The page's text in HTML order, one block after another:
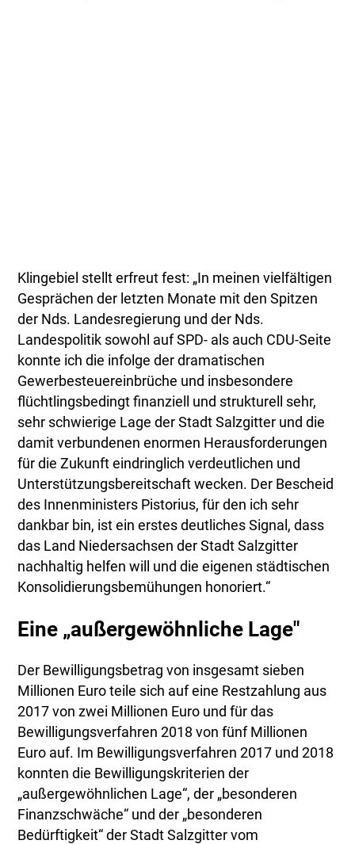
Klingebiel stellt erfreut fest: „In meinen vielfältigen
Gesprächen der letzten Monate mit den Spitzen
der Nds. Landesregierung und der Nds.
Landespolitik sowohl auf SPD- als auch CDU-Seite
konnte ich die infolge der dramatischen
Gewerbesteuereinbrüche und insbesondere
flüchtlingsbedingt finanziell und strukturell sehr,
sehr schwierige Lage der Stadt Salzgitter und die
damit verbundenen enormen Herausforderungen
für die Zukunft eindringlich verdeutlichen und
Unterstützungsbereitschaft wecken. Der Bescheid
des Innenministers Pistorius, für den ich sehr
dankbar bin, ist ein erstes deutliches Signal, dass
das Land Niedersachsen der Stadt Salzgitter
nachhaltig helfen will und die eigenen städtischen
Konsolidierungsbemühungen honoriert.“
Eine „außergewöhnliche Lage"
Der Bewilligungsbetrag von insgesamt sieben
Millionen Euro teile sich auf eine Restzahlung aus
2017 von zwei Millionen Euro und für das
Bewilligungsverfahren 2018 von fünf Millionen
Euro auf. Im Bewilligungsverfahren 2017 und 2018
konnten die Bewilligungskriterien der
„außergewöhnlichen Lage“, der „besonderen
Finanzschwäche“ und der „besonderen
Bedürftigkeit“ der Stadt Salzgitter vom